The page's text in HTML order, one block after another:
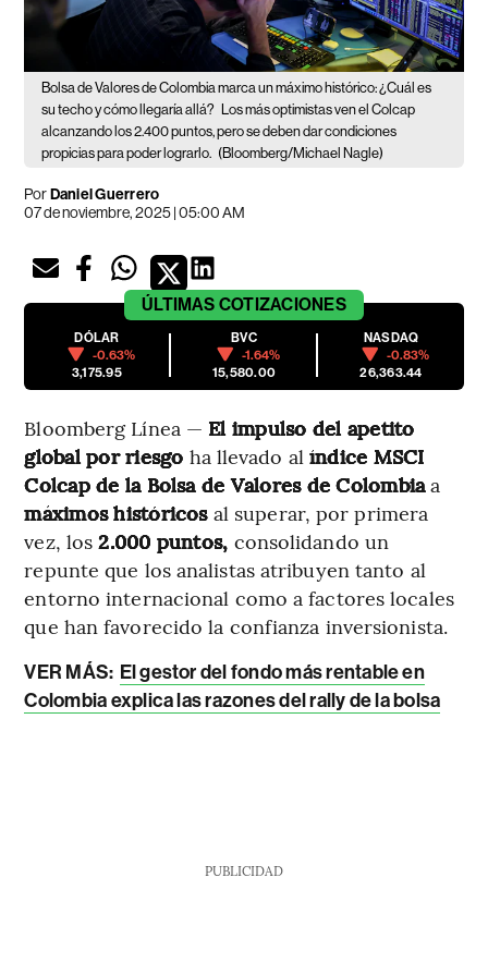
Bolsa de Valores de Colombia marca un máximo histórico: ¿Cuál es
su techo y cómo llegaría allá?
Los más optimistas ven el Colcap
alcanzando los 2.400 puntos, pero se deben dar condiciones
propicias para poder lograrlo. (Bloomberg/Michael Nagle)
PorDaniel Guerrero
07 de noviembre, 2025 | 05:00 AM
ÚLTIMAS COTIZACIONES
DÓLAR
-0.63%
3,175.95
BVC
-1.64%
15,580.00
NASDAQ
-0.83%
26,363.44
Bloomberg Línea — El impulso del apetito
global por riesgo ha llevado al índice MSCI
Colcap de la Bolsa de Valores de Colombiaa
máximos históricosal superar, por primera
vez, los2.000 puntos, consolidando un
repunte que los analistas atribuyen tanto al
entorno internacional como a factores locales
que han favorecido la confianza inversionista.
VER MÁS: El gestor del fondo más rentable en
Colombia explica las razones del rally de la bolsa
PUBLICIDAD